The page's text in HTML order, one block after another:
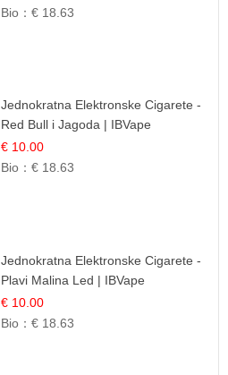
Bio：€ 18.63
Jednokratna Elektronske Cigarete -
Red Bull i Jagoda | IBVape
€ 10.00
Bio：€ 18.63
Jednokratna Elektronske Cigarete -
Plavi Malina Led | IBVape
€ 10.00
Bio：€ 18.63